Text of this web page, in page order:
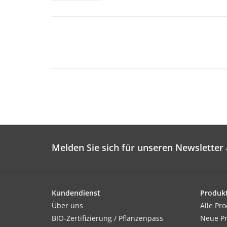
Melden Sie sich für unseren Newsletter
Kundendienst
Über uns
BIO-Zertifizierung / Pflanzenpass
Alle
Neue